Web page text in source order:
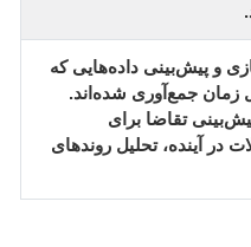
و پیش‌بینی داده‌هایی که
زمان جمع‌آوری شده‌اند.
تقاضا برای
در آینده، تحلیل روندهای